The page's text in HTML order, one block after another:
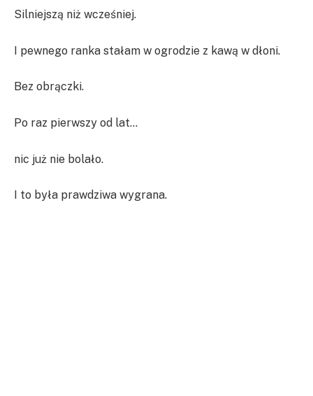
Silniejszą niż wcześniej.
I pewnego ranka stałam w ogrodzie z kawą w dłoni.
Bez obrączki.
Po raz pierwszy od lat…
nic już nie bolało.
I to była prawdziwa wygrana.